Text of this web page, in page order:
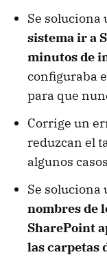
Se soluciona
sistema ir a
minutos de
configuraba
para que
Corrige un
reduzcan el
algunos
Se soluciona
nombres de
SharePoint
las carpetas